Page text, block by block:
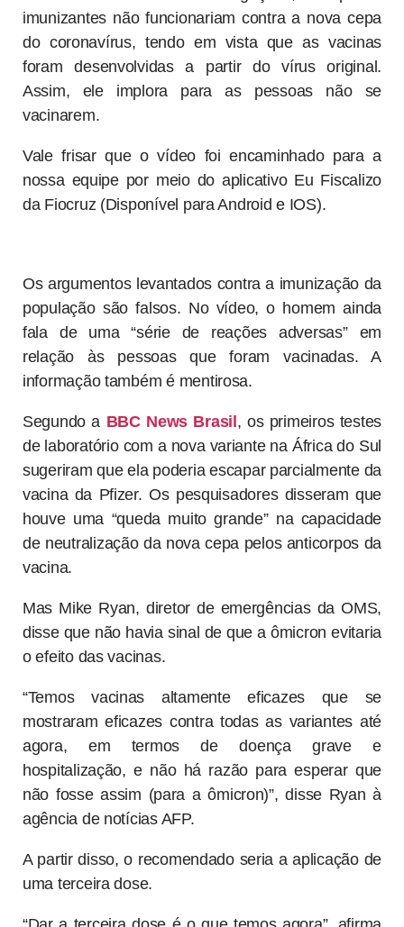
imunizantes não funcionariam contra a nova cepa
do coronavírus, tendo em vista que as vacinas
foram desenvolvidas a partir do vírus original.
Assim, ele implora para as pessoas não se
vacinarem.
Vale frisar que o vídeo foi encaminhado para a
nossa equipe por meio do aplicativo Eu Fiscalizo
da Fiocruz (Disponível para Android e IOS).
Os argumentos levantados contra a imunização da
população são falsos. No vídeo, o homem ainda
fala de uma “série de reações adversas” em
relação às pessoas que foram vacinadas. A
informação também é mentirosa.
Segundo aBBC News Brasil, os primeiros testes
de laboratório com a nova variante na África do Sul
sugeriram que ela poderia escapar parcialmente da
vacina da Pfizer. Os pesquisadores disseram que
houve uma “queda muito grande” na capacidade
de neutralização da nova cepa pelos anticorpos da
vacina.
Mas Mike Ryan, diretor de emergências da OMS,
disse que não havia sinal de que a ômicron evitaria
o efeito das vacinas.
“Temos vacinas altamente eficazes que se
mostraram eficazes contra todas as variantes até
agora, em termos de doença grave e
hospitalização, e não há razão para esperar que
não fosse assim (para a ômicron)”, disse Ryan à
agência de notícias AFP.
A partir disso, o recomendado seria a aplicação de